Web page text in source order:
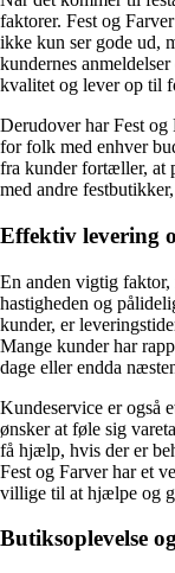
faktorer. Fest og
ikke kun ser gode ud,
kundernes
kvalitet og lever op til
Derudover har Fest
for folk med enhver
fra kunder fortæller, at
med andre
Effektiv levering
En anden vigtig
hastigheden og
kunder, er
Mange kunder har
dage eller endda
Kundeservice er også
ønsker at føle sig
få hjælp, hvis der er
Fest og Farver har et
villige til at hjælpe og
Butiksoplevelse